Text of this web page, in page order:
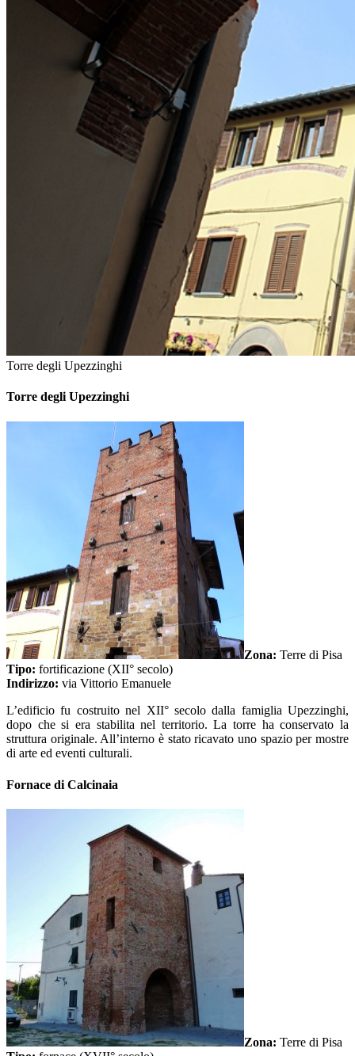
Torre degli Upezzinghi
Torre degli Upezzinghi
Zona: Terre di Pisa
Tipo: fortificazione (XII° secolo)
Indirizzo: via Vittorio Emanuele
L’edificio fu costruito nel XII° secolo dalla famiglia Upezzinghi,
dopo che si era stabilita nel territorio. La torre ha conservato la
struttura originale. All’interno è stato ricavato uno spazio per mostre
di arte ed eventi culturali.
Fornace di Calcinaia
Zona: Terre di Pisa